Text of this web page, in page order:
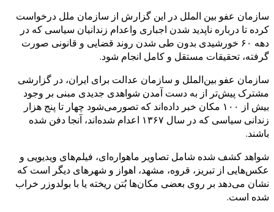
سازمان عفو بین الملل در این گزارش از سازمان ملل درخواست
کرده تا درباره ناپدید شدن اجباری واعدام‌ زندانیان سیاسی که در
دهه ۶۰ خورشیدی بدون طی شدن روند قضایی و قانونی صورت
گرفته، تحقیقات مستقل و کامل انجام شود.
سازمان عفو بین‌الملل و سازمان عدالت برای ایران، در گزارشی
مشترک پیش‌تر از به دست آمدن شواهدی جدیدی مبنی بر وجود
بیش از ۱۰۰ مکان خبر داده‌اند که تصور‌می‌شود چهار تا پنج هزار
زندانی سیاسی که در سال ۱۳۶۷ اعدام شده‌اند، آنجا دفن شده
باشند.
شواهد کشف شده شامل تصاویر ماهواره‌ای، فیلم‌های ویدیویی و
عکس‌هایی از تبریز، قروه، مشهد، اهواز و شهرهای دیگر است که
نشان می‌دهد بر روی بعضی مکان‌ها بُتن ریخته یا با بولدوزر خراب
شده است.